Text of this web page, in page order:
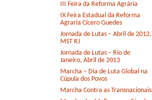
III Feira da Reforma Agrária
IX Feira Estadual da Reforma
Agraria Cícero Guedes
Jornada de Lutas – Abril de 2012,
MST RJ
Jornada de Lutas – Rio de
Janeiro, Abril de 2013
Marcha – Dia de Luta Global na
Cúpula dos Povos
Marcha Contra as Transnacionais